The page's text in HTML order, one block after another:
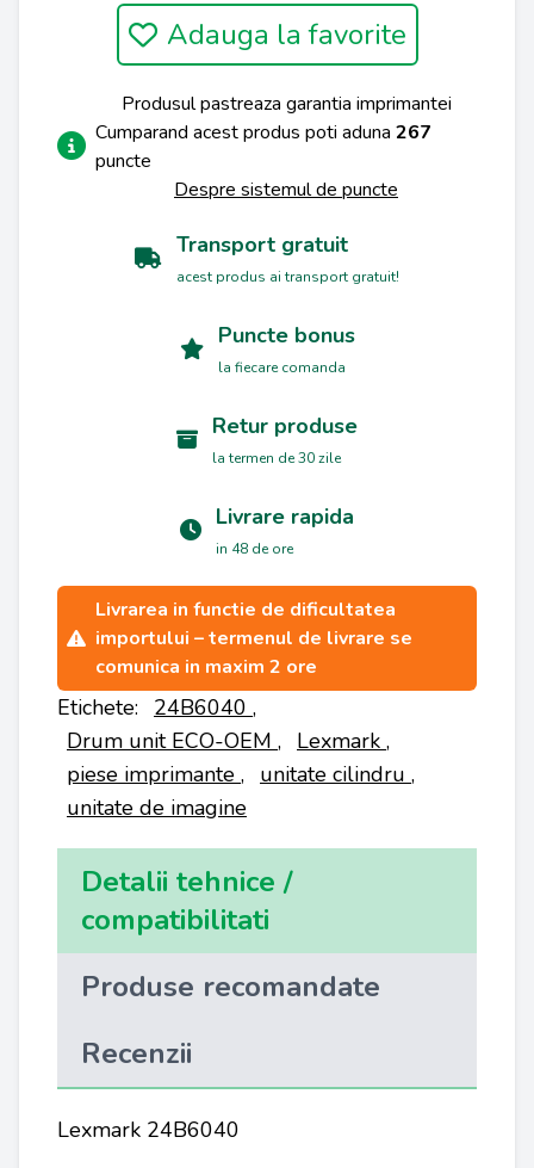
Adauga la favorite
Produsul pastreaza garantia imprimantei
Cumparand acest produs poti aduna 267
puncte
Despre sistemul de puncte
Transport gratuit
acest produs ai transport gratuit!
Puncte bonus
la fiecare comanda
Retur produse
la termen de 30 zile
Livrare rapida
in 48 de ore
Livrarea in functie de dificultatea
importului – termenul de livrare se
comunica in maxim 2 ore
Etichete: 24B6040 ,
Drum unit ECO-OEM , Lexmark ,
piese imprimante , unitate cilindru ,
unitate de imagine
Detalii tehnice /
compatibilitati
Produse recomandate
Recenzii
Lexmark 24B6040